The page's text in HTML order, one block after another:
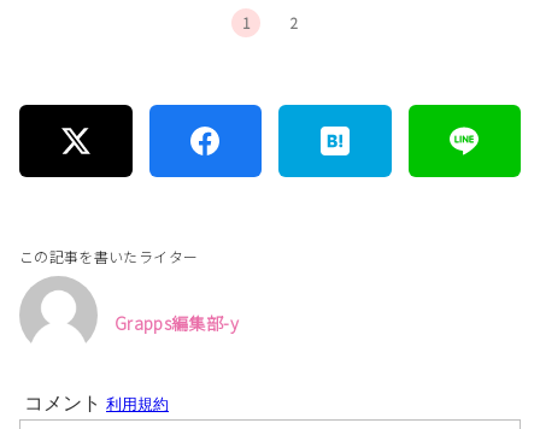
1 2
この記事を書いたライター
Grapps編集部-y